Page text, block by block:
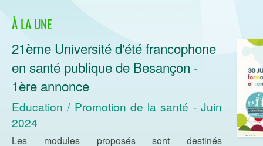
À LA UNE
21ème Université d'été francophone
en santé publique de Besançon -
1ère annonce
Education / Promotion de la santé - Juin
2024
Les modules proposés sont destinés